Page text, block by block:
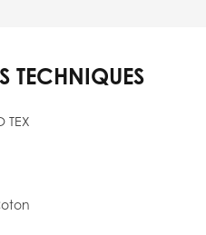
TECHNIQUES
TEX